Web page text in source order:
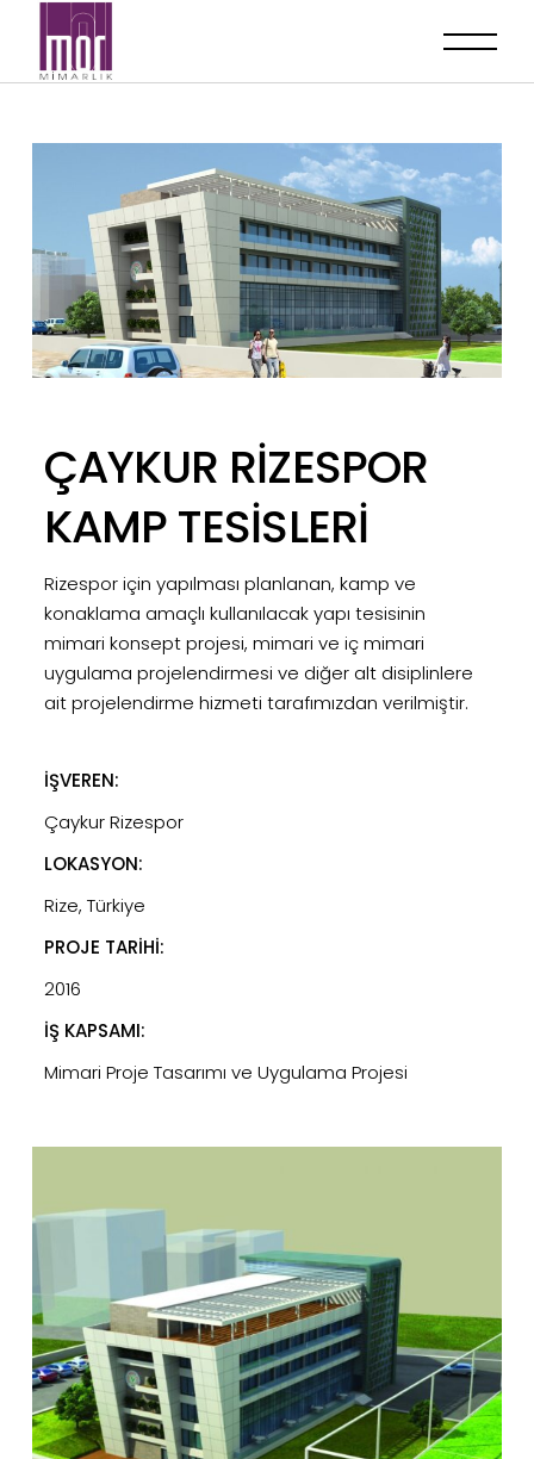
ÇAYKUR RİZESPOR
KAMP TESİSLERİ
Rizespor için yapılması planlanan, kamp ve
konaklama amaçlı kullanılacak yapı tesisinin
mimari konsept projesi, mimari ve iç mimari
uygulama projelendirmesi ve diğer alt disiplinlere
ait projelendirme hizmeti tarafımızdan verilmiştir.
İŞVEREN:
Çaykur Rizespor
LOKASYON:
Rize, Türkiye
PROJE TARİHİ:
2016
İŞ KAPSAMI:
Mimari Proje Tasarımı ve Uygulama Projesi